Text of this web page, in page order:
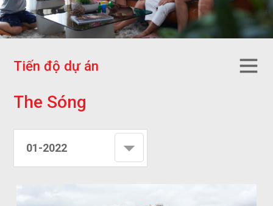
Tiến độ dự án
The Sóng
01-2022